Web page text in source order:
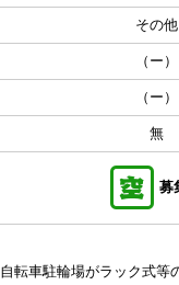
その他
（ー）
（ー）
無
募
自転車駐輪場がラック式等